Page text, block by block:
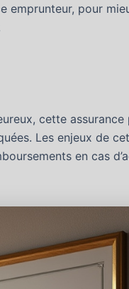
emprunteur, pour
cette
Les enjeux de
en cas